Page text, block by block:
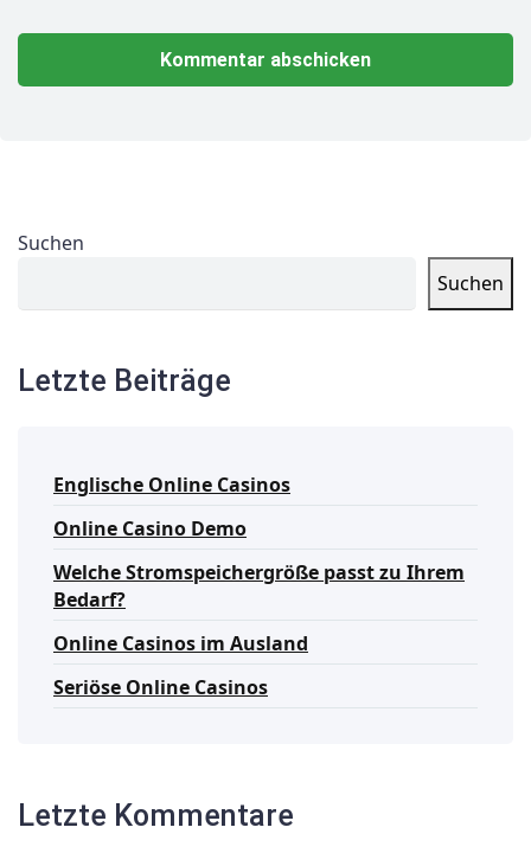
Suchen
Suchen
Letzte Beiträge
Englische Online Casinos
Online Casino Demo
Welche Stromspeichergröße passt zu Ihrem
Bedarf?
Online Casinos im Ausland
Seriöse Online Casinos
Letzte Kommentare